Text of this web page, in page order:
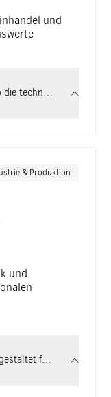
und
die technische
& Produktion
und
für sera eine